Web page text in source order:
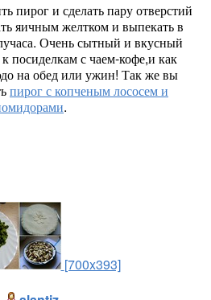
пирог и сделать пару отверстий
яичным желтком и выпекать в
Очень сытный и вкусный
посиделкам с чаем-кофе,и как
на обед или ужин! Так же вы
пирог с копченым лососем и
.
[700x393]